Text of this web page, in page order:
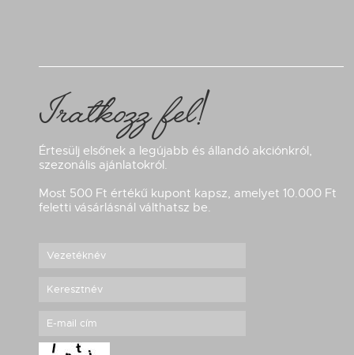
Iratkozz fel!
Értesülj elsőnek a legújabb és állandó akciónkról,
szezonális ajánlatokról.
Most 500 Ft értékű kupont kapsz, amelyet 10.000 Ft
feletti vásárlásnál válthatsz be.